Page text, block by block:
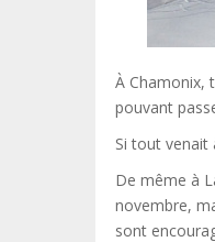
À Chamonix,
pouvant
Si tout venait
De même à
novembre,
sont